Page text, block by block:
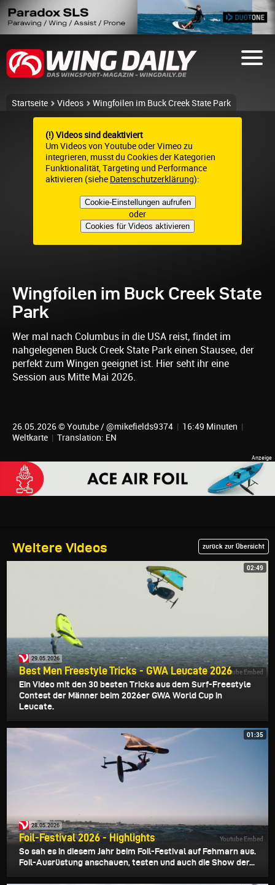
Startseite Videos Wingfoilen im Buck Creek State Park
(!) Videos sind deaktiviert
Um Videos von Youtube oder Vimeo zu
integrieren, musst du Cookies der Kategorien
Funktionalität, Targeting und Performance
aktivieren (siehe Datenschutzerklärung):
Cookie-Einstellungen aufrufen
oder
Cookies für Videos aktivieren
Wingfoilen im Buck Creek State
Park
Wer mal nach Columbus in die USA reist, findet im
nahgelegenen Buck Creek State Park einen Stausee, der
perfekt zum Wingen geeignet ist. Hier seht ihr eine
Session aus Mitte Mai 2026.
26.05.2026 © Youtube / @mikefields9374 | 16:49 Minuten |
Weltkarte | Translation: EN
Weitere Videos zurück zur Übersicht
02:49
Youtube Embed
29.05.2026
Best Men Freestyle Tricks - GWA Leucate 2026
Ein Video mit den 30 besten Tricks aus dem Surf-Freestyle
Contest der Männer beim 2026er GWA World Cup in
Leucate.
01:35
Youtube Embed
28.05.2026
Foil-Festival 2026 - Highlights
So sah es in diesem Jahr beim Foil-Festival auf Fehmarn aus.
Foil-Ausrüstung anschauen, testen und auch die Show der...